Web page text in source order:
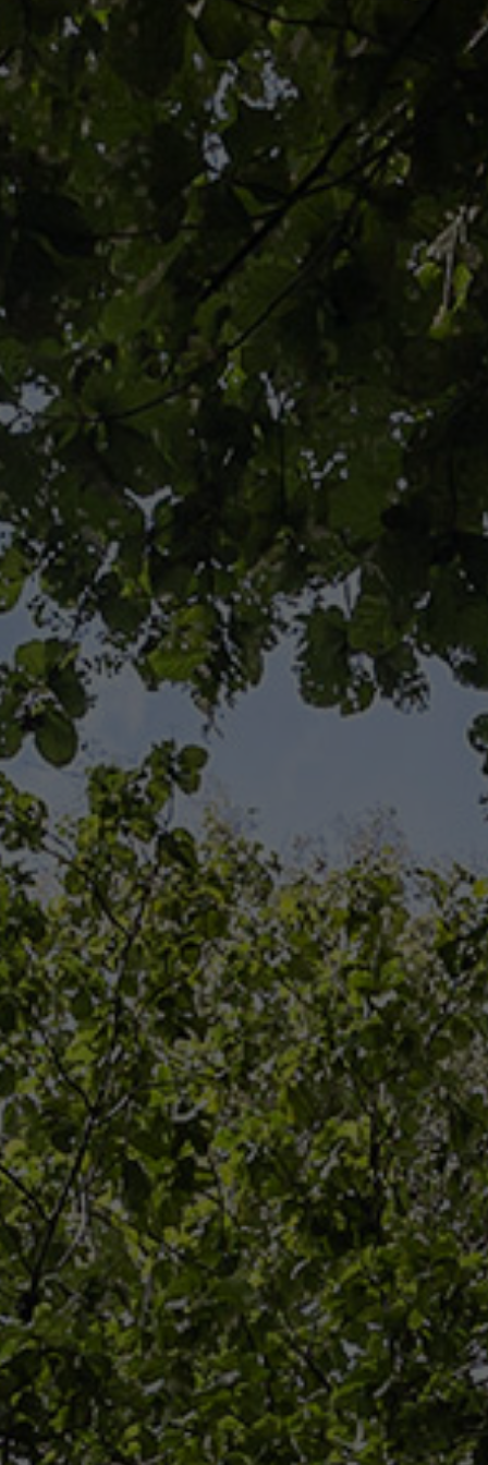
Abet Laminati HPL (High Pressure decorative
Laminate), fabriqué à Bra (CN, Italie), grâce à ses
propriétés, peut contribuer à l’obtention de points de
crédit dans le système LEED.
LEED
M1 Emission - Certificate